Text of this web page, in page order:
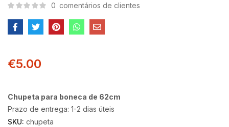
0 comentários de clientes
€5.00
Chupeta para boneca de 62cm
Prazo de entrega: 1-2 dias úteis
SKU: chupeta